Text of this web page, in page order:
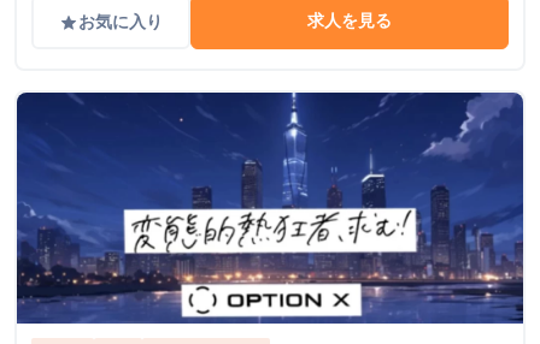
gradeお気に入り 求人を見る